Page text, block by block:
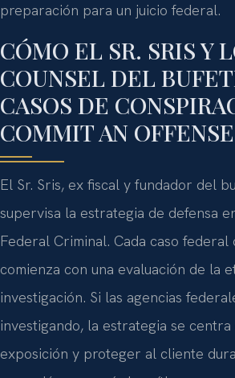
preparación para un juicio federal.
CÓMO EL SR. SRIS Y
COUNSEL DEL
CASOS DE
COMMIT AN OFFENSE
El Sr. Sris, ex fiscal y fundador del
supervisa la estrategia de defensa
Federal Criminal. Cada caso
comienza con una evaluación de la
investigación. Si las agencias
investigando, la estrategia se
exposición y proteger al cliente